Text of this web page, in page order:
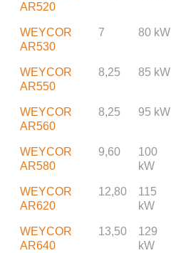
AR520
WEYCOR
AR530
7 80 kW
WEYCOR
AR550
8,25 85 kW
WEYCOR
AR560
8,25 95 kW
WEYCOR
AR580
9,60
100
kW
WEYCOR
AR620
12,80
115
kW
WEYCOR
AR640
13,50
129
kW